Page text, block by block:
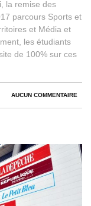
la remise des
parcours Sports et
et Média et
les étudiants
de 100% sur ces
AUCUN COMMENTAIRE